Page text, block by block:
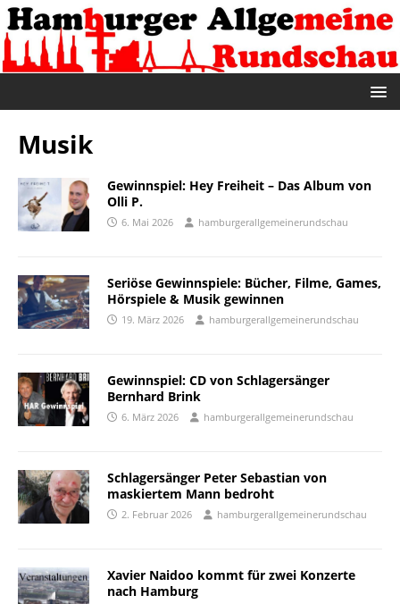
Musik
Gewinnspiel: Hey Freiheit – Das Album von
Olli P.
6. Mai 2026 hamburgerallgemeinerundschau
Seriöse Gewinnspiele: Bücher, Filme, Games,
Hörspiele & Musik gewinnen
19. März 2026 hamburgerallgemeinerundschau
Gewinnspiel: CD von Schlagersänger
Bernhard Brink
6. März 2026 hamburgerallgemeinerundschau
Schlagersänger Peter Sebastian von
maskiertem Mann bedroht
2. Februar 2026 hamburgerallgemeinerundschau
Xavier Naidoo kommt für zwei Konzerte
nach Hamburg